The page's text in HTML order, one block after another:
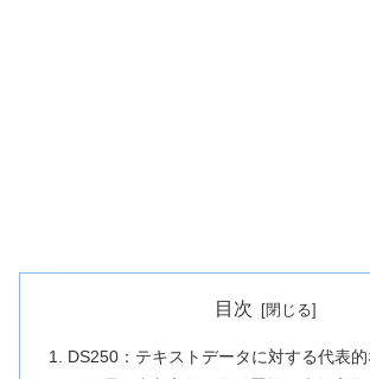
目次
DS250：テキストデータに対する代表